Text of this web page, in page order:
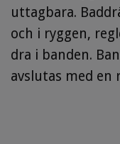
uttagbara.
och i ryggen,
dra i banden.
avslutas med en